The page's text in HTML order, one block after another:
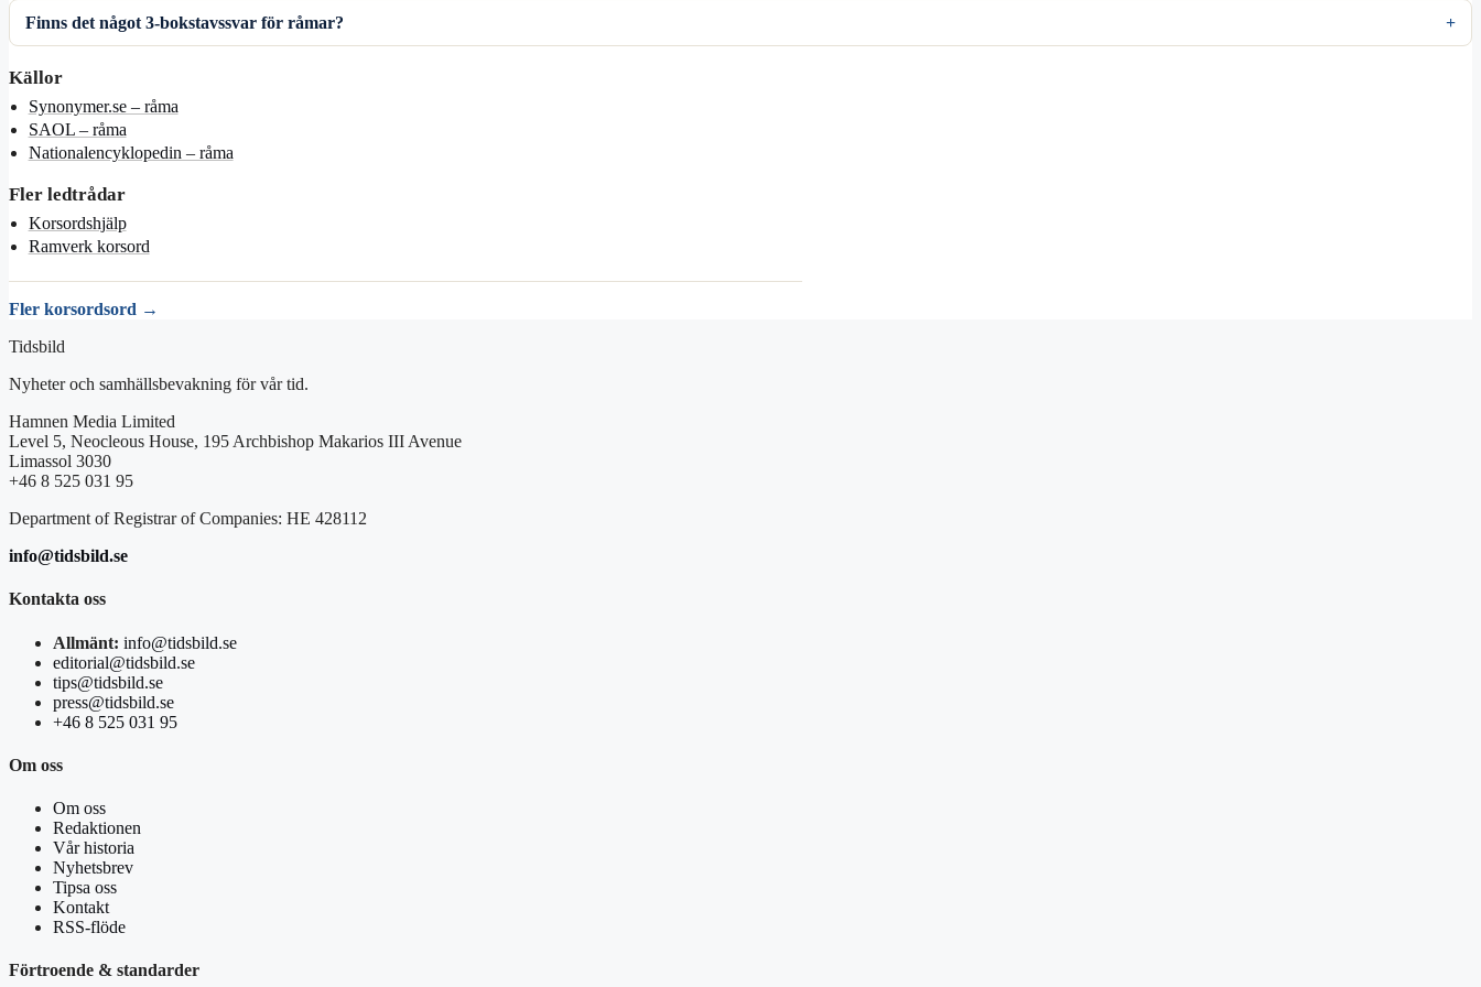
Finns det något 3-bokstavssvar för råmar?
Källor
Synonymer.se – råma
SAOL – råma
Nationalencyklopedin – råma
Fler ledtrådar
Korsordshjälp
Ramverk korsord
Fler korsordsord →
Tidsbild
Nyheter och samhällsbevakning för vår tid.
Hamnen Media Limited
Level 5, Neocleous House, 195 Archbishop Makarios III Avenue
Limassol 3030
+46 8 525 031 95
Department of Registrar of Companies: HE 428112
info@tidsbild.se
Kontakta oss
Allmänt: info@tidsbild.se
editorial@tidsbild.se
tips@tidsbild.se
press@tidsbild.se
+46 8 525 031 95
Om oss
Om oss
Redaktionen
Vår historia
Nyhetsbrev
Tipsa oss
Kontakt
RSS-flöde
Förtroende & standarder